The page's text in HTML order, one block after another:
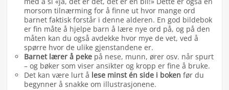
morsom tilnærming for å finne ut hvor mange ord
barnet faktisk forstår i denne alderen. En god bildebok
er fin måte å hjelpe barn å lære nye ord på, og på den
måten kan du også avdekke hvor mye de vet, ved å
spørre hvor de ulike gjenstandene er.
Barnet lærer å pekepå nese, munn, ører osv. når spurt
– og bøker som viser ansikter og kropp er fine å bruke.
Det kan være lurt å lese minst én side i boken før du
begynner å snakke om illustrasjonene.